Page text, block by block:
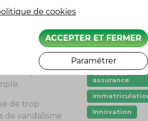
que votre
en cas de
de votre
sur le
une porte de
de trop
de vandalisme
Droit
Entretien
assurance
Innovation
de cookies
ACCEPTER ET FERMER
Paramétrer